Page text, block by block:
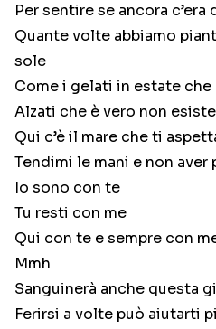
Per sentire se ancora
Quante volte abbiamo
sole
Come i gelati in estate che
Alzati che è vero non
Qui c’è il mare che ti
Tendimi le mani e non aver
Io sono con te
Tu resti con me
Qui con te e sempre con
Mmh
Sanguinerà anche questa
Ferirsi a volte può aiutarti